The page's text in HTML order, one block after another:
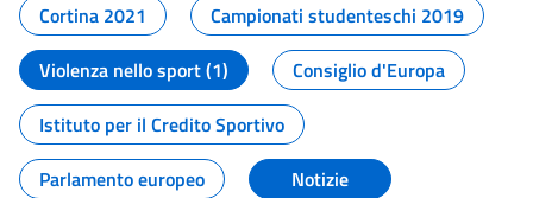
Cortina 2021
Campionati studenteschi 2019
Violenza nello sport (1)
Consiglio d'Europa
Istituto per il Credito Sportivo
Parlamento europeo
Notizie